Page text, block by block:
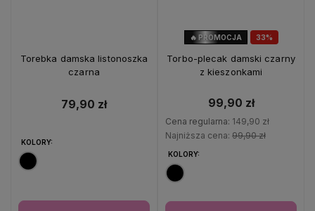
Torebka damska listonoszka
czarna
79,90 zł
KOLORY:
33%
🔥 PROMOCJA
Torbo-plecak damski czarny
z kieszonkami
99,90 zł
Cena regularna: 149,90 zł
Najniższa cena: 99,90 zł
KOLORY: